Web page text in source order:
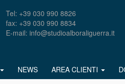
Tel: +39 030 990 8826
fax: +39 030 990 8834
E-mail: info@studioalboraliguerra.it
NEWS AREA CLIENTI